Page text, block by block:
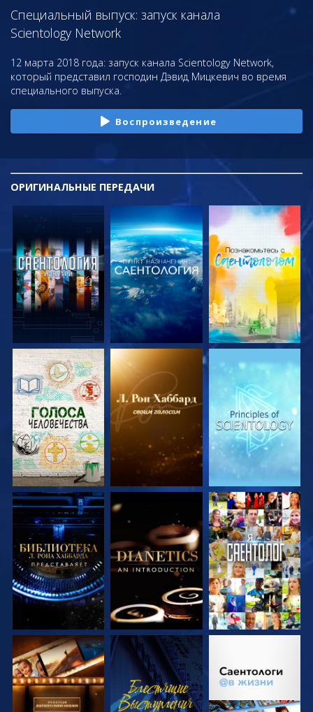
Специальный выпуск: запуск канала
Scientology Network
12 марта 2018 года: запуск канала Scientology Network,
который представил господин Дэвид Мицкевич во время
специального выпуска.
Воспроизведение
ОРИГИНАЛЬНЫЕ ПЕРЕДАЧИ
СМОТРЕТЬ
ПЕРЕДАЧИ
СМОТРЕТЬ
ПЕРЕДАЧИ
СМОТРЕТЬ
ПЕРЕДАЧИ
СМОТРЕТЬ
ПЕРЕДАЧИ
СМОТРЕТЬ
ПЕРЕДАЧИ
СМОТРЕТЬ
СМОТРЕТЬ
ПЕРЕДАЧИ
СМОТРЕТЬ
СМОТРЕТЬ